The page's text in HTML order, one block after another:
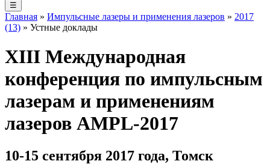
☰
Главная » Импульсные лазеры и применения лазеров » 2017
(13) » Устные доклады
XIII Международная
конференция по импульсным
лазерам и применениям
лазеров AMPL-2017
10-15 сентября 2017 года, Томск